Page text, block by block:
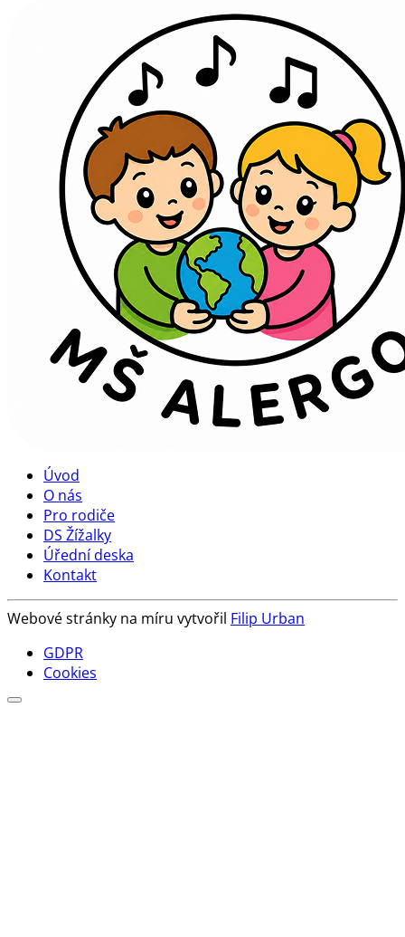
Úvod
O nás
Pro rodiče
DS Žížalky
Úřední deska
Kontakt
Webové stránky na míru vytvořil Filip Urban
GDPR
Cookies